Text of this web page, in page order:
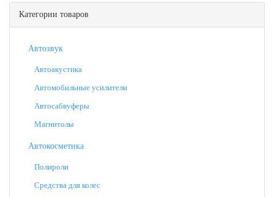
Категории товаров
Автозвук
Автоакустика
Автомобильные усилители
Автосабвуферы
Магнитолы
Автокосметика
Полироли
Средства для колес